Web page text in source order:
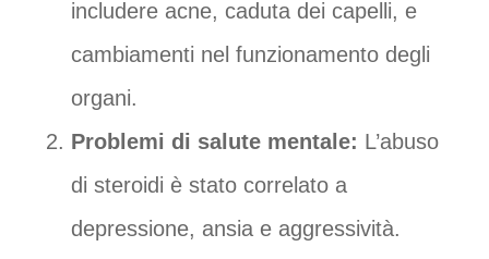
includere acne, caduta dei capelli, e
cambiamenti nel funzionamento degli
organi.
Problemi di salute mentale: L’abuso
di steroidi è stato correlato a
depressione, ansia e aggressività.